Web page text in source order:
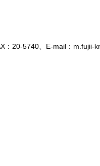
5740、E-mail：m.fujii-